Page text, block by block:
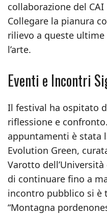
collaborazione del CAI
Collegare la pianura
rilievo a queste
l’arte.
Eventi e Incontri
Il festival ha ospitato
riflessione e
appuntamenti è stata
Evolution Green,
Varotto
di continuare fino a
incontro pubblico si è
“Montagna